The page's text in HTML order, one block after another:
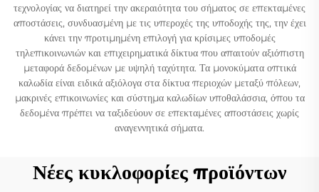
τεχνολογίας να διατηρεί την ακεραιότητα του σήματος σε επεκταμένες
αποστάσεις, συνδυασμένη με τις υπεροχές της υποδοχής της, την έχει
κάνει την προτιμημένη επιλογή για κρίσιμες υποδομές
τηλεπικοινωνιών και επιχειρηματικά δίκτυα που απαιτούν αξιόπιστη
μεταφορά δεδομένων με υψηλή ταχύτητα. Τα μονοκύματα οπτικά
καλωδία είναι ειδικά αξιόλογα στα δίκτυα περιοχών μεταξύ πόλεων,
μακρινές επικοινωνίες και σύστημα καλωδίων υποθαλάσσια, όπου τα
δεδομένα πρέπει να ταξιδεύουν σε επεκταμένες αποστάσεις χωρίς
αναγεννητικά σήματα.
Νέες κυκλοφορίες προϊόντων